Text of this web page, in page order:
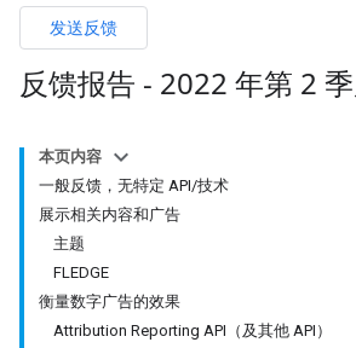
发送反馈
反馈报告 - 2022 年第 2
本页内容
一般反馈，无特定 API/技术
展示相关内容和广告
主题
FLEDGE
衡量数字广告的效果
Attribution Reporting API（及其他 API）